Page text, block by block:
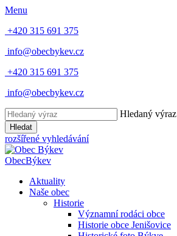
Menu
+420 315 691 375
info@obecbykev.cz
+420 315 691 375
info@obecbykev.cz
Hledaný výraz
Hledat
rozšířené vyhledávání
ObecBýkev
Aktuality
Naše obec
Historie
Významní rodáci obce
Historie obce Jenišovice